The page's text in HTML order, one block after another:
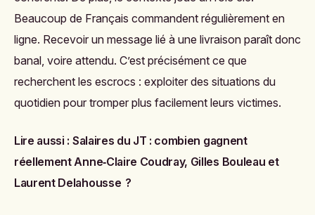
Beaucoup de Français commandent régulièrement en
ligne. Recevoir un message lié à une livraison paraît donc
banal, voire attendu. C’est précisément ce que
recherchent les escrocs : exploiter des situations du
quotidien pour tromper plus facilement leurs victimes.
Lire aussi : Salaires du JT : combien gagnent
réellement Anne‑Claire Coudray, Gilles Bouleau et
Laurent Delahousse ?